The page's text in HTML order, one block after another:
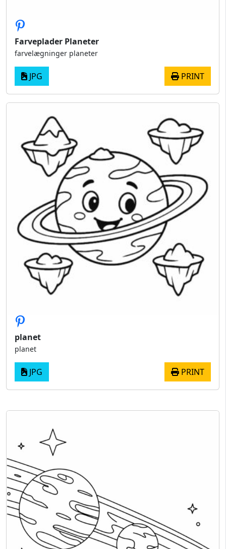
Farveplader Planeter
farvelægninger planeter
JPG PRINT
planet
planet
JPG PRINT